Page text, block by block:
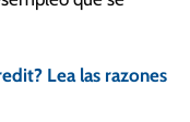
a
ahorrar más
Lea las razones